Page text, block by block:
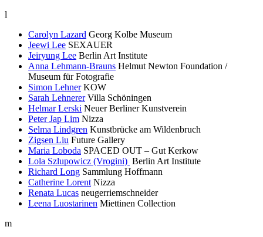
l
Carolyn Lazard Georg Kolbe Museum
Jeewi Lee SEXAUER
Jeiryung Lee Berlin Art Institute
Anna Lehmann-Brauns Helmut Newton Foundation /
Museum für Fotografie
Simon Lehner KOW
Sarah Lehnerer Villa Schöningen
Helmar Lerski Neuer Berliner Kunstverein
Peter Jap Lim Nizza
Selma Lindgren Kunstbrücke am Wildenbruch
Zigsen Liu Future Gallery
Maria Loboda SPACED OUT – Gut Kerkow
Lola Szlupowicz (Vrogini) Berlin Art Institute
Richard Long Sammlung Hoffmann
Catherine Lorent Nizza
Renata Lucas neugerriemschneider
Leena Luostarinen Miettinen Collection
m